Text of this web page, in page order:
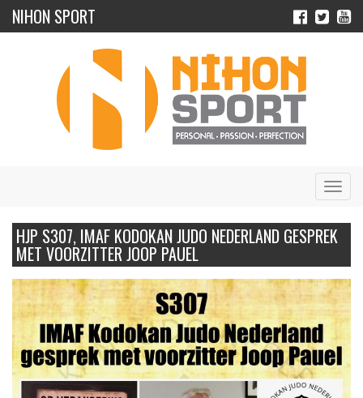
NIHON SPORT
HJP S307, IMAF KODOKAN JUDO NEDERLAND GESPREK
MET VOORZITTER JOOP PAUEL